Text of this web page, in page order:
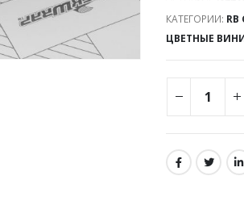
КАТЕГОРИИ: RB
ЦВЕТНЫЕ